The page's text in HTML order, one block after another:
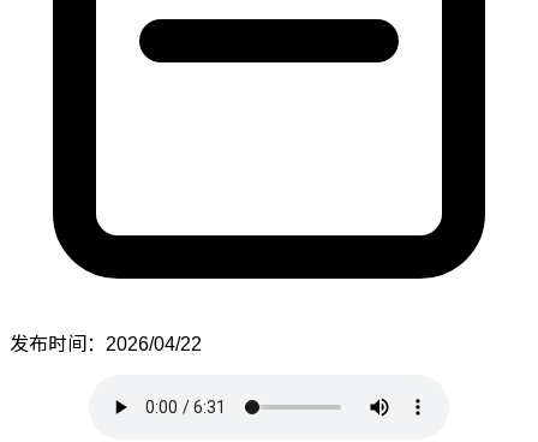
发布时间：2026/04/22